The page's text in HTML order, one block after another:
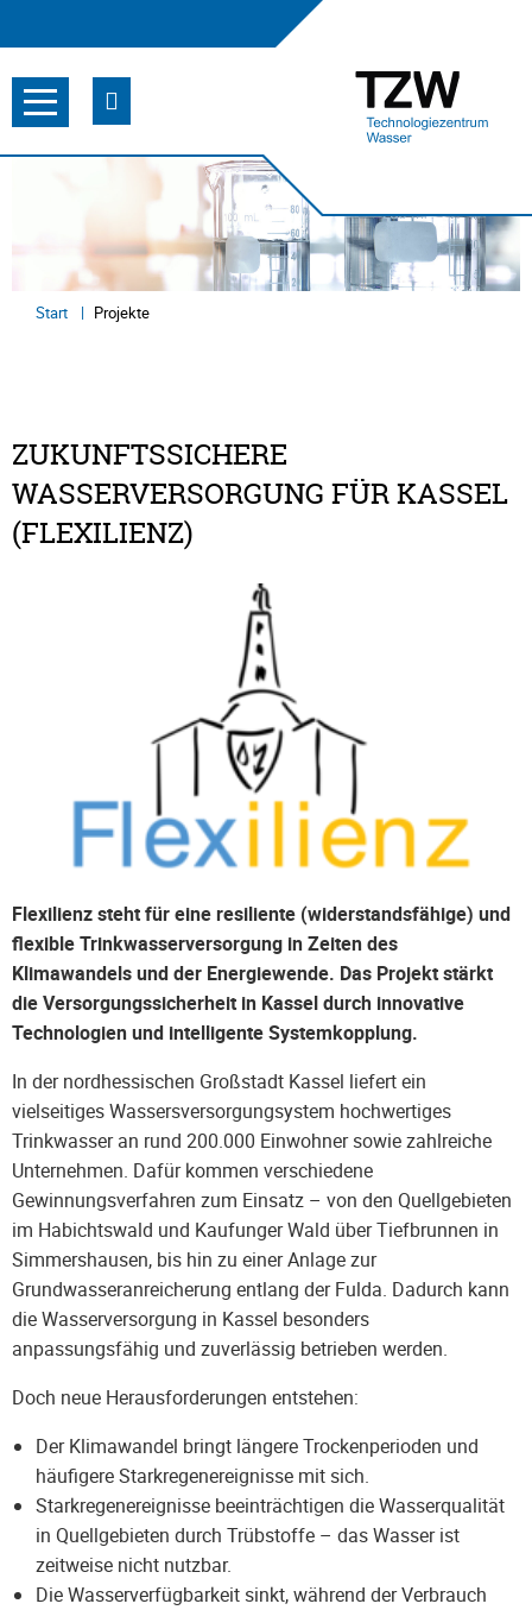
Start Projekte
ZUKUNFTSSICHERE
WASSERVERSORGUNG FÜR KASSEL
(FLEXILIENZ)
Flexilienz steht für eine resiliente (widerstandsfähige) und
flexible Trinkwasserversorgung in Zeiten des
Klimawandels und der Energiewende. Das Projekt stärkt
die Versorgungssicherheit in Kassel durch innovative
Technologien und intelligente Systemkopplung.
In der nordhessischen Großstadt Kassel liefert ein
vielseitiges Wassersversorgungsystem hochwertiges
Trinkwasser an rund 200.000 Einwohner sowie zahlreiche
Unternehmen. Dafür kommen verschiedene
Gewinnungsverfahren zum Einsatz – von den Quellgebieten
im Habichtswald und Kaufunger Wald über Tiefbrunnen in
Simmershausen, bis hin zu einer Anlage zur
Grundwasseranreicherung entlang der Fulda. Dadurch kann
die Wasserversorgung in Kassel besonders
anpassungsfähig und zuverlässig betrieben werden.
Doch neue Herausforderungen entstehen:
Der Klimawandel bringt längere Trockenperioden und
häufigere Starkregenereignisse mit sich.
Starkregenereignisse beeinträchtigen die Wasserqualität
in Quellgebieten durch Trübstoffe – das Wasser ist
zeitweise nicht nutzbar.
Die Wasserverfügbarkeit sinkt, während der Verbrauch